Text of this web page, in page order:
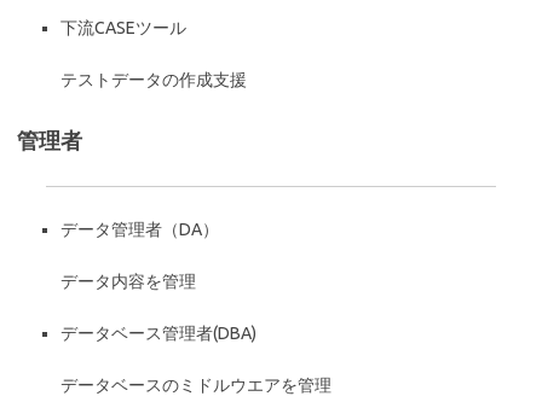
下流CASEツール
テストデータの作成支援
管理者
データ管理者（DA）
データ内容を管理
データベース管理者(DBA)
データベースのミドルウエアを管理